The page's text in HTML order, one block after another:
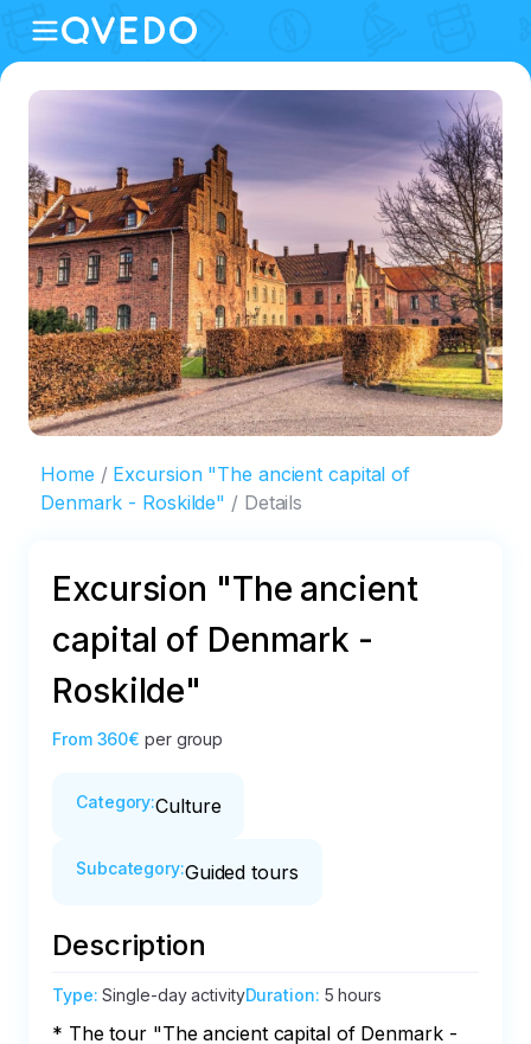
Home
Excursion "The ancient capital of
Denmark - Roskilde"
Details
Excursion "The ancient
capital of Denmark -
Roskilde"
From 360€ per group
Category:Culture
Subcategory:Guided tours
Description
Type:Single-day activityDuration: 5 hours
* The tour "The ancient capital of Denmark -